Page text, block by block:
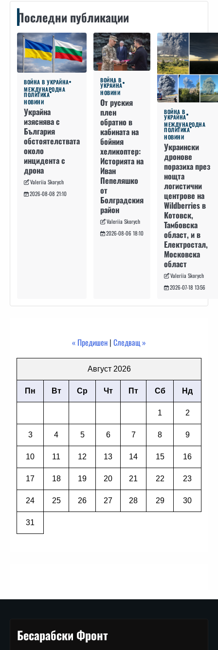
Последни публикации
ВОЙНА В УКРАЙНА
МЕЖДУНАРОДНА
ПОЛИТИКА
НОВИНИ
Украйна
изяснява с
България
обстоятелствата
около
инцидента с
дрона
Valeriia Skorych
2026-08-08 21:10
ВОЙНА В
УКРАЙНА
НОВИНИ
От руския
плен
обратно в
кабината на
бойния
хеликоптер:
Историята на
Иван
Пепеляшко
от
Болградския
район
Valeriia Skorych
2026-08-06 18:10
ВОЙНА В
УКРАЙНА
МЕЖДУНАРОДНА
ПОЛИТИКА
НОВИНИ
Украински
дронове
поразиха през
нощта
логистични
центрове на
Wildberries в
Котовск,
Тамбовска
област, и в
Електростал,
Московска
област
Valeriia Skorych
2026-07-18 13:56
« Предишен | Следващ »
Август 2026
Пн Вт Ср Чт Пт Сб Нд
1 2
3 4 5 6 7 8 9
10 11 12 13 14 15 16
17 18 19 20 21 22 23
24 25 26 27 28 29 30
31
Бесарабски Фронт